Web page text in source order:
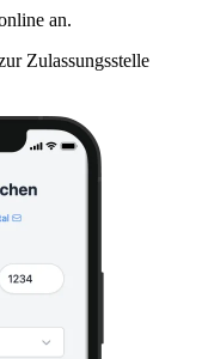
an.
Zulassungsstelle